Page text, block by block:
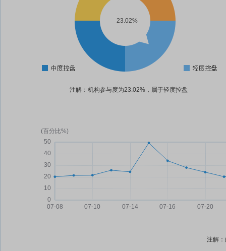
23.02%
注解：机构参与度为23.02%，属于轻度控盘
注解